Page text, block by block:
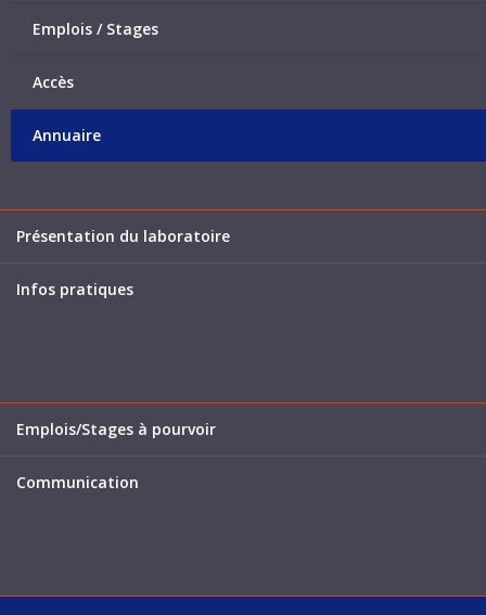
Emplois / Stages
Accès
Annuaire
Présentation du laboratoire
Infos pratiques
Emplois/Stages à pourvoir
Communication